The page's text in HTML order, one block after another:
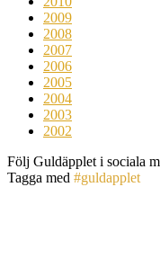
2009
2008
2007
2006
2005
2004
2003
2002
Följ Guldäpplet i sociala
Tagga med #guldapplet